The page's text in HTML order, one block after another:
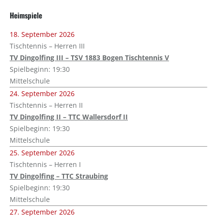
Heimspiele
18. September 2026
Tischtennis – Herren III
TV Dingolfing III – TSV 1883 Bogen Tischtennis V
Spielbeginn: 19:30
Mittelschule
24. September 2026
Tischtennis – Herren II
TV Dingolfing II – TTC Wallersdorf II
Spielbeginn: 19:30
Mittelschule
25. September 2026
Tischtennis – Herren I
TV Dingolfing – TTC Straubing
Spielbeginn: 19:30
Mittelschule
27. September 2026